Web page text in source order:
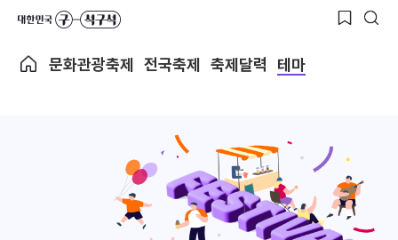
문화관광축제 전국축제 축제달력 테마